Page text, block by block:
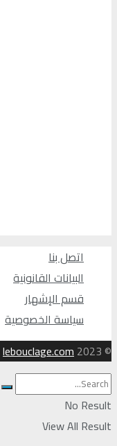
اتصل بنا
البيانات القانونية
قسم الإشهار
سياسة الخصوصية
© 2023
lebouclage.com
No Result
View All Result